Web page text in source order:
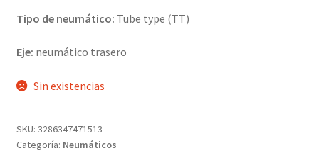
Tipo de neumático: Tube type (TT)
Eje: neumático trasero
Sin existencias
SKU: 3286347471513
Categoría: Neumáticos